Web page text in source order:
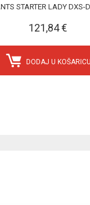
STARTER LADY DXS-
121,84 €
DODAJ U KOŠARICU